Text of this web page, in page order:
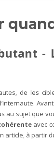
de les
au sujet que
avec
article, à partir